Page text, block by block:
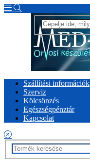
Szállítási információk
Szerviz
Kölcsönzés
Egészségpénztár
Kapcsolat